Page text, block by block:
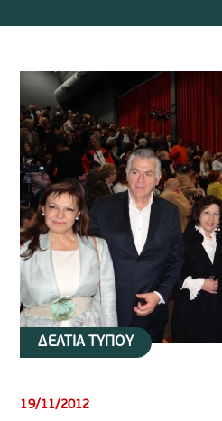
ΔΕΛΤΙΑ ΤΥΠΟΥ
19/11/2012